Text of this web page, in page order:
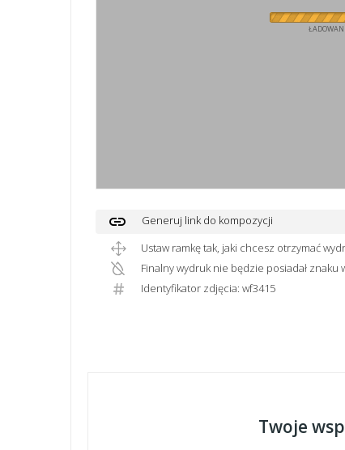
link
Generuj link do kompozycji
Ustaw ramkę tak, jaki chcesz otrzymać
Finalny wydruk nie będzie posiadał znaku
Identyfikator zdjęcia: wf3415
Twoje